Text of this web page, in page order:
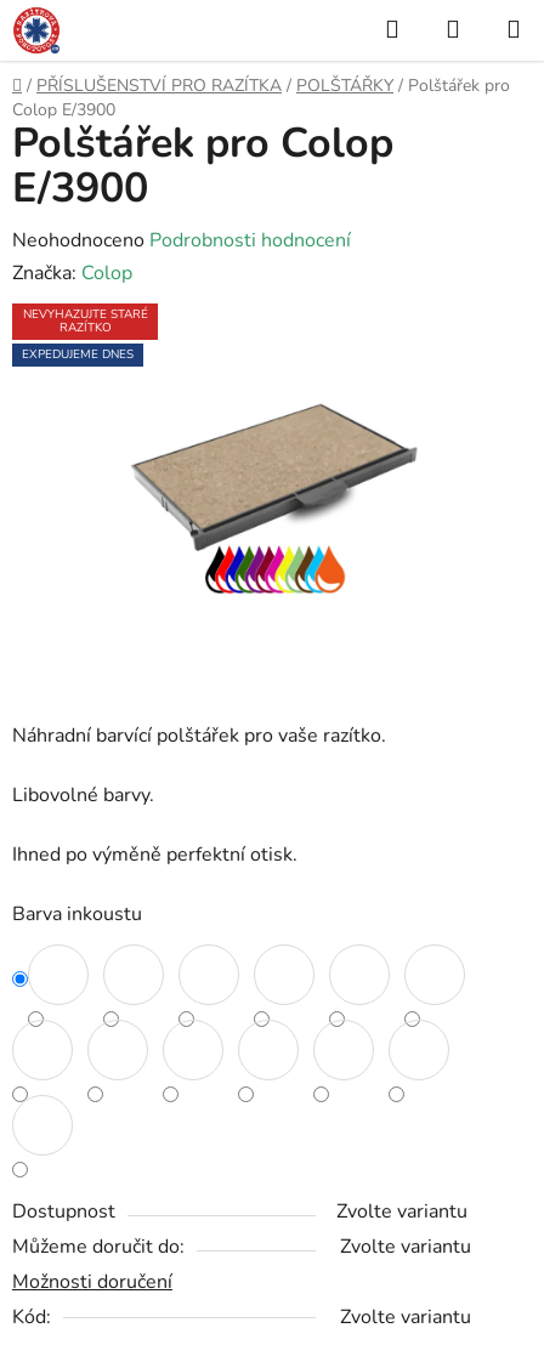
Přejít
na
obsah
Hledat
KOŠÍK
Domů
/ PŘÍSLUŠENSTVÍ PRO RAZÍTKA / POLŠTÁŘKY / Polštářek pro
Colop E/3900
Náhradní barvící polštářek pro vaše razítko.
Libovolné barvy.
Ihned po výměně perfektní otisk.
Barva inkoustu
Dostupnost
Zvolte variantu
Můžeme doručit do:
Zvolte variantu
Možnosti doručení
Kód:
Zvolte variantu
Polštářek pro Colop
E/3900
Průměrné
hodnocení
produktu
je
0,0
Neohodnoceno Podrobnosti hodnocení
Značka: Colop
NEVYHAZUJTE STARÉ
RAZÍTKO
EXPEDUJEME DNES